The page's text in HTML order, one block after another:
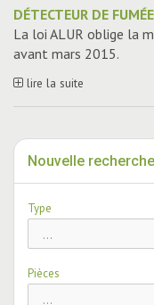
DÉTECTEUR DE FUMÉE
La loi ALUR oblige la
avant mars 2015.
lire la suite
Nouvelle recherche
Type
Pièces